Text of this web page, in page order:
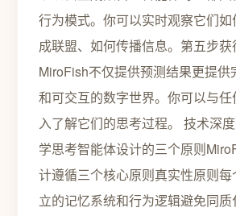
行为模式。你可以实时观察它们
成联盟、如何传播信息。第五步
MiroFish不仅提供预测结果更提供
和可交互的数字世界。你可以与
入了解它们的思考过程。 技术深
学思考智能体设计的三个原则
计遵循三个核心原则真实性原则
立的记忆系统和行为逻辑避免同